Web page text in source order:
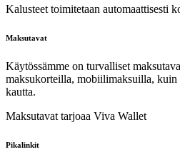
Kalusteet toimitetaan automaattisesti
Maksutavat
Käytössämme on turvalliset
maksukorteilla, mobiilimaksuilla, kuin
kautta.
Maksutavat tarjoaa Viva Wallet
Pikalinkit